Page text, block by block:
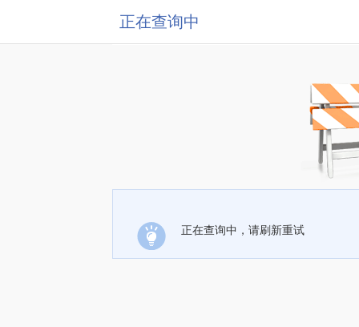
正在查询中
正在查询中，请刷新重试